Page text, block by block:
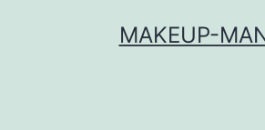
MAKEUP-